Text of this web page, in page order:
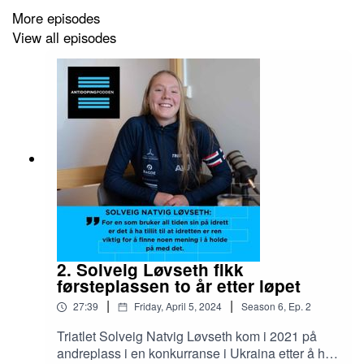
More episodes
View all episodes
2. Solveig Løvseth fikk
førsteplassen to år etter løpet
27:39 | Friday, April 5, 2024 | Season 6, Ep. 2
Triatlet Solveig Natvig Løvseth kom i 2021 på
andreplass i en konkurranse i Ukraina etter å ha